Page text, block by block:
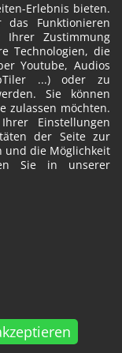
Erlebnis bieten.
Funktionieren
Zustimmung
Technologien, die
Youtube, Audios
...) oder zu
Sie können
zulassen möchten.
Einstellungen
der Seite zur
und die Möglichkeit
Sie in unserer